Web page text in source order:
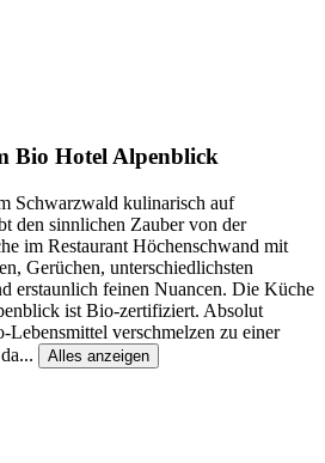
Bio Hotel Alpenblick
Schwarzwald kulinarisch auf
den sinnlichen Zauber von der
im Restaurant Höchenschwand mit
Gerüchen, unterschiedlichsten
erstaunlich feinen Nuancen. Die Küche
ist Bio-zertifiziert. Absolut
Lebensmittel verschmelzen zu einer
... Alles anzeigen